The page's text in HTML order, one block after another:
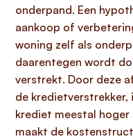
onderpand. Een
aankoop of
woning zelf als
daarentegen wordt
verstrekt. Door deze
de
krediet meestal hoger
maakt de